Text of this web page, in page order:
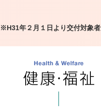
年２月１日より交付対象者